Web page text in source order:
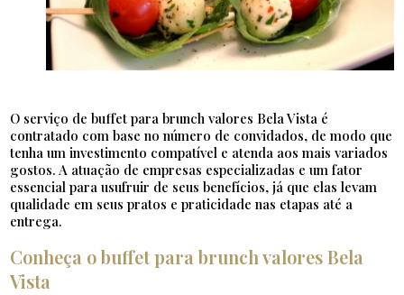
O serviço de buffet para brunch valores Bela Vista é
contratado com base no número de convidados, de modo que
tenha um investimento compatível e atenda aos mais variados
gostos. A atuação de empresas especializadas e um fator
essencial para usufruir de seus benefícios, já que elas levam
qualidade em seus pratos e praticidade nas etapas até a
entrega.
Conheça o buffet para brunch valores Bela
Vista